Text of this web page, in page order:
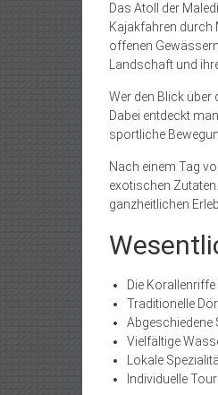
Das Atoll der
Kajakfahren durch
offenen
Landschaft und
Wer den Blick
Dabei entdeckt
sportliche
Nach einem Tag
exotischen
ganzheitlichen
Die
Traditionelle
Abgeschiedene
Vielfältige
Lokale
Individuelle